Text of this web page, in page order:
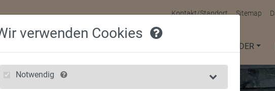
Kontakt/Standort Sitemap
FÜR KINDER
verwenden Cookies
Notwendig